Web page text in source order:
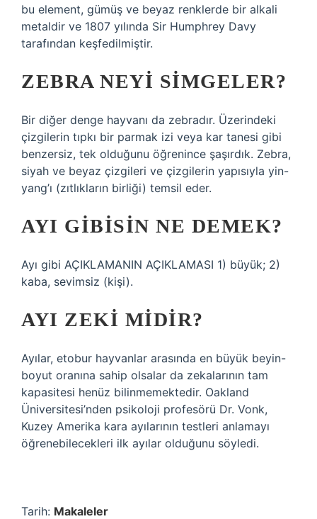
bu element, gümüş ve beyaz renklerde bir alkali
metaldir ve 1807 yılında Sir Humphrey Davy
tarafından keşfedilmiştir.
ZEBRA NEYI SIMGELER?
Bir diğer denge hayvanı da zebradır. Üzerindeki
çizgilerin tıpkı bir parmak izi veya kar tanesi gibi
benzersiz, tek olduğunu öğrenince şaşırdık. Zebra,
siyah ve beyaz çizgileri ve çizgilerin yapısıyla yin-
yang’ı (zıtlıkların birliği) temsil eder.
AYI GIBISIN NE DEMEK?
Ayı gibi AÇIKLAMANIN AÇIKLAMASI 1) büyük; 2)
kaba, sevimsiz (kişi).
AYI ZEKI MIDIR?
Ayılar, etobur hayvanlar arasında en büyük beyin-
boyut oranına sahip olsalar da zekalarının tam
kapasitesi henüz bilinmemektedir. Oakland
Üniversitesi’nden psikoloji profesörü Dr. Vonk,
Kuzey Amerika kara ayılarının testleri anlamayı
öğrenebilecekleri ilk ayılar olduğunu söyledi.
Tarih: Makaleler